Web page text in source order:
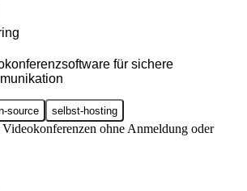
für sichere
source selbst-hosting